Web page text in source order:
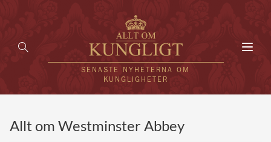
SENASTE NYHETERNA OM
KUNGLIGHETER
Allt om Westminster Abbey